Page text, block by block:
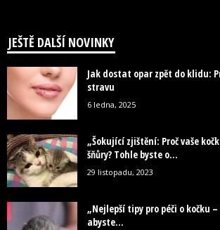
JEŠTĚ DALŠÍ NOVINKY
Jak dostat opar zpět do klidu:
stravu
6 ledna, 2025
„Šokující zjištění: Proč vaše
šňůry? Tohle byste o...
29 listopadu, 2023
„Nejlepší tipy pro péči o kočku
abyste...